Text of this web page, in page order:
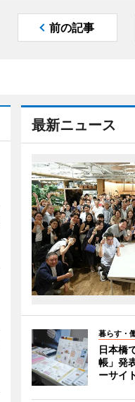
前の記事
最新ニュース
暮らす・
日本橋
帳」発
ーサイ